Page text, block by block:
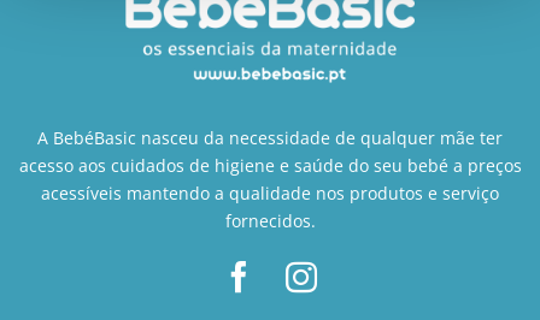
A BebéBasic nasceu da necessidade de qualquer mãe ter
acesso aos cuidados de higiene e saúde do seu bebé a preços
acessíveis mantendo a qualidade nos produtos e serviço
fornecidos.